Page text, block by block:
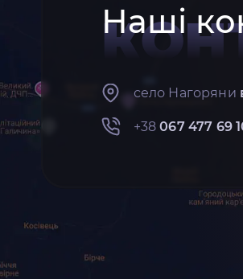
Наші
село Нагоряни
+38067 477 69